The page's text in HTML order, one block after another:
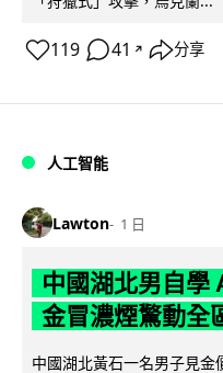
119 41 ↗ 分享
人工智能
Lawton 1 日
中國湖北男自學
金冒濃煙驚動全
中國湖北黃石一名男子見